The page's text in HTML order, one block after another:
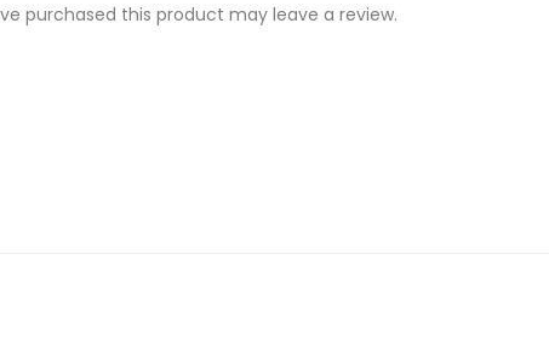
purchased this product may leave a review.